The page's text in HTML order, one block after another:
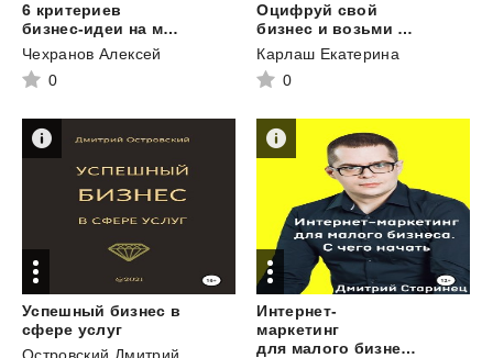
6 критериев
бизнес-идеи на миллион и почему 87% франшиз – пустышка
Чехранов Алексей
0
Оцифруй свой
бизнес и возьми его под контроль
Карлаш Екатерина
0
Успешный бизнес в
сфере услуг
Интернет-
маркетинг
для малого бизнеса. С чего начать